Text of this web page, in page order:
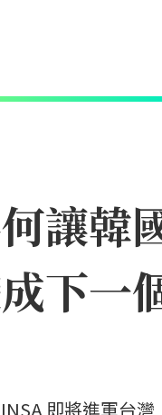
讓韓
下一
即將進軍台